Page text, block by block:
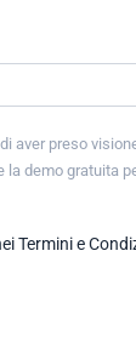
aver preso
la demo gratuita
Termini e